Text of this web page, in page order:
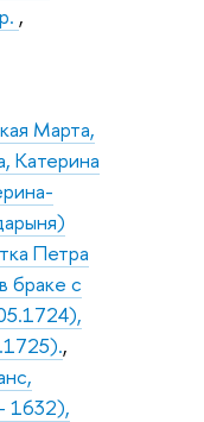
,
Марта,
Катерина
Петра
браке с
,
1632),